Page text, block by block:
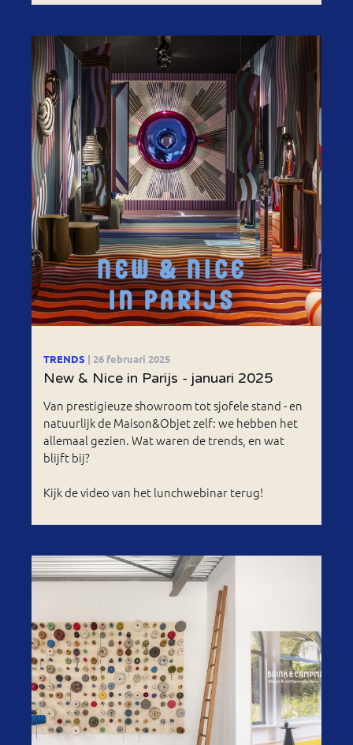
TRENDS | 26 februari 2025
New & Nice in Parijs - januari 2025
Van prestigieuze showroom tot sjofele stand - en
natuurlijk de Maison&Objet zelf: we hebben het
allemaal gezien. Wat waren de trends, en wat
blijft bij?
Kijk de video van het lunchwebinar terug!